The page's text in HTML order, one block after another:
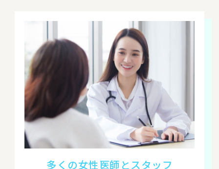
多くの女性医師とスタッフ